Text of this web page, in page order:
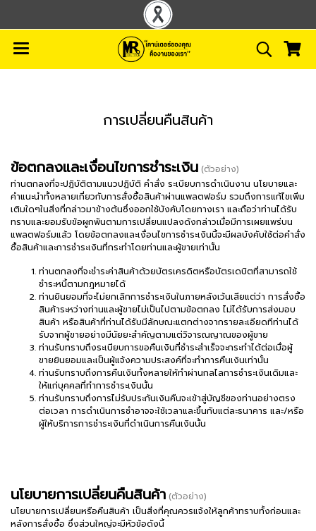
การเปลี่ยนคืนสินค้า
ข้อตกลงและเงื่อนไขการชำระเงิน (ตัวอย่าง)
ท่านตกลงที่จะปฏิบัติตามแนวปฏิบัติ คำสั่ง ระเบียบการดำเนินงาน นโยบายและ
คำแนะนำทั้งหลายเกี่ยวกับการสั่งซื้อสินค้าผ่านแพลตฟอร์ม รวมถึงการแก้ไขเพิ่ม
เติมใดๆในสิ่งที่กล่าวมาข้างต้นซึ่งออกใช้บังคับโดยทางเรา และถือว่าท่านได้รับ
ทราบและยอมรับข้อผูกพันตามการเปลี่ยนแปลงดังกล่าวเมื่อมีการเผยแพร่บน
แพลตฟอร์มแล้ว โดยข้อตกลงและเงื่อนไขการชำระเงินนี้จะมีผลบังคับใช้ต่อคำสั่ง
ซื้อสินค้าและการชำระเงินที่กระทำโดยท่านและผู้ขายเท่านั้น
ท่านตกลงที่จะชำระค่าสินค้าด้วยบัตรเครดิตหรือบัตรเดบิตที่สามารถใช้
ชำระหนี้ตามกฎหมายได้
ท่านยินยอมที่จะไม่ยกเลิกการชำระเงินในภายหลังเว้นเสียแต่ว่า การสั่งซื้อ
สินค้าระหว่างท่านและผู้ขายไม่เป็นไปตามข้อตกลง ไม่ได้รับการส่งมอบ
สินค้า หรือสินค้าที่ท่านได้รับมีลักษณะแตกต่างจากรายละเอียดทีท่านได้
รับจากผู้ขายอย่างมีนัยยะสำคัญตามแต่วิจารณญาณของผู้ขาย
ท่านรับทราบถึงระเบียบการขอคืนเงินที่ชำระสำเร็จจะกระทำได้ต่อเมื่อผู้
ขายยินยอมและเป็นผู้แจ้งความประสงค์ที่จะทำการคืนเงินเท่านั้น
ท่านรับทราบถึงการคืนเงินทั้งหลายให้ทำผ่านกลไลการชำระเงินเดิมและ
ให้แก่บุคคลที่ทำการชำระเงินนั้น
ท่านรับทราบถึงการไม่รับประกันเงินคืนจะเข้าสู่บัญชีของท่านอย่างตรง
ต่อเวลา การดำเนินการชำอาจจะใช้เวลาและขึ้นกับแต่ละธนาคาร และ/หรือ
ผู้ให้บริการการชำระเงินที่ดำเนินการคืนเงินนั้น
นโยบายการเปลี่ยนคืนสินค้า (ตัวอย่าง)
นโยบายการเปลี่ยนหรือคืนสินค้า เป็นสิ่งที่คุณควรแจ้งให้ลูกค้าทราบทั้งก่อนและ
หลังการสั่งซื้อ ซึ่งส่วนใหญ่จะมีหัวข้อดังนี้